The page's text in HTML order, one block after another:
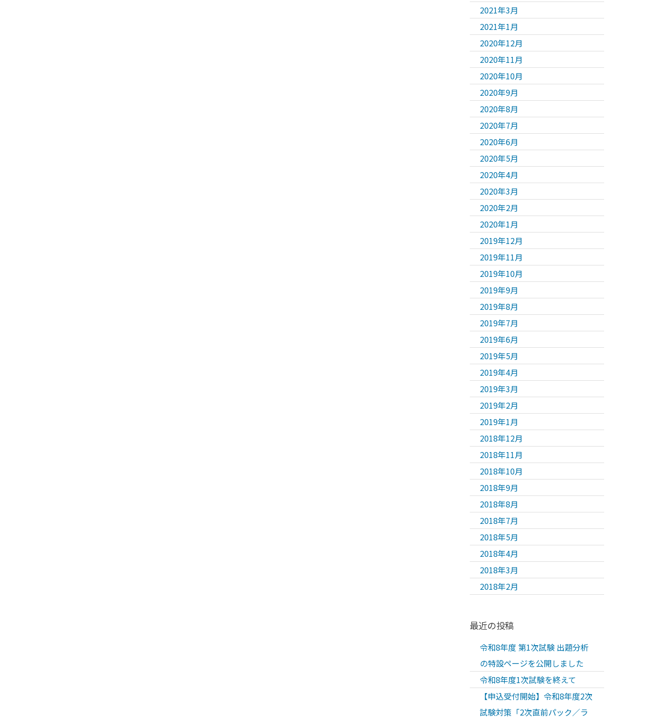
2021年3月
2021年1月
2020年12月
2020年11月
2020年10月
2020年9月
2020年8月
2020年7月
2020年6月
2020年5月
2020年4月
2020年3月
2020年2月
2020年1月
2019年12月
2019年11月
2019年10月
2019年9月
2019年8月
2019年7月
2019年6月
2019年5月
2019年4月
2019年3月
2019年2月
2019年1月
2018年12月
2018年11月
2018年10月
2018年9月
2018年8月
2018年7月
2018年5月
2018年4月
2018年3月
2018年2月
最近の投稿
令和8年度 第1次試験 出題分析
の特設ページを公開しました
令和8年度1次試験を終えて
【申込受付開始】令和8年度2次
試験対策「2次直前パック／ラ